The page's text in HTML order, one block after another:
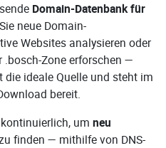
Domain-Datenbank für
neue Domain-
Websites analysieren oder
.bosch-Zone erforschen —
die ideale Quelle und steht im
bereit.
um neu
finden — mithilfe von DNS-